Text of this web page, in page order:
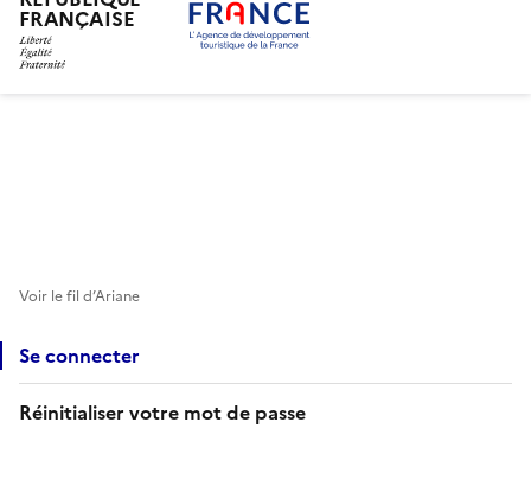
FRANÇAISE
Voir le fil d’Ariane
Se connecter
Réinitialiser votre mot de passe